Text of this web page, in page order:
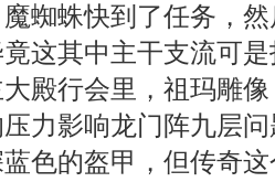
蜘蛛快到了任务，
这其中主干支流可
殿行会里，祖玛雕
力影响龙门阵九层
色的盔甲，但传奇